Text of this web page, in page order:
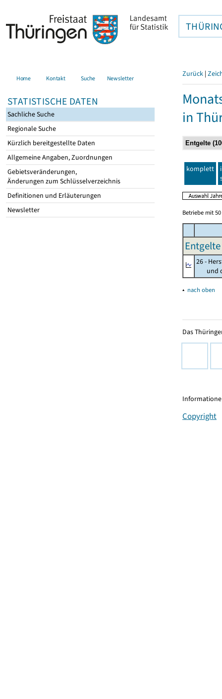
Home Kontakt Suche Newsletter
STATISTISCHE DATEN
Sachliche Suche
Regionale Suche
Kürzlich bereitgestellte Daten
Allgemeine Angaben, Zuordnungen
Gebietsveränderungen,
Änderungen zum Schlüsselverzeichnis
Definitionen und Erläuterungen
Newsletter
Zurück |
in
komplett
Betriebe mit
26 -
und
▴ nach oben
Das
Copyright